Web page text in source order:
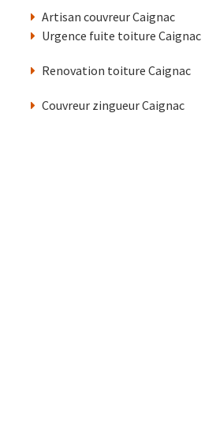
Artisan couvreur Caignac
Urgence fuite toiture Caignac
Renovation toiture Caignac
Couvreur zingueur Caignac